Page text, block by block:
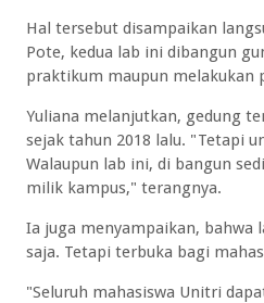
Hal tersebut disampaikan
Pote, kedua lab ini dibangun
praktikum maupun melakukan
Yuliana melanjutkan, gedung
sejak tahun 2018 lalu. "Tetapi
Walaupun lab ini, di bangun
milik kampus," terangnya.
Ia juga menyampaikan, bahwa
saja. Tetapi terbuka bagi
"Seluruh mahasiswa Unitri